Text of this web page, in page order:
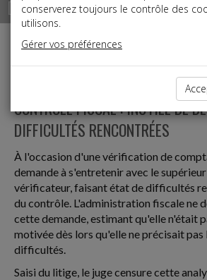
Dépêches
j
Fiscal TPE
CONTRÔLE FISCAL : INUTILE DE
DIFFICULTÉS RENCONTRÉES
À l'occasion d'une vérification de
demande à s'entretenir avec le
vérificateur, faisant état de difficultés
du contrôle. L'administration fiscale ne
cette demande, estimant qu'elle n'était
motivée dès lors qu'elle ne précisait pas
difficultés.
Saisi du litige, le juge censure cette
conserverez toujours le contrôle des
utilisons.
Gérer vos préférences